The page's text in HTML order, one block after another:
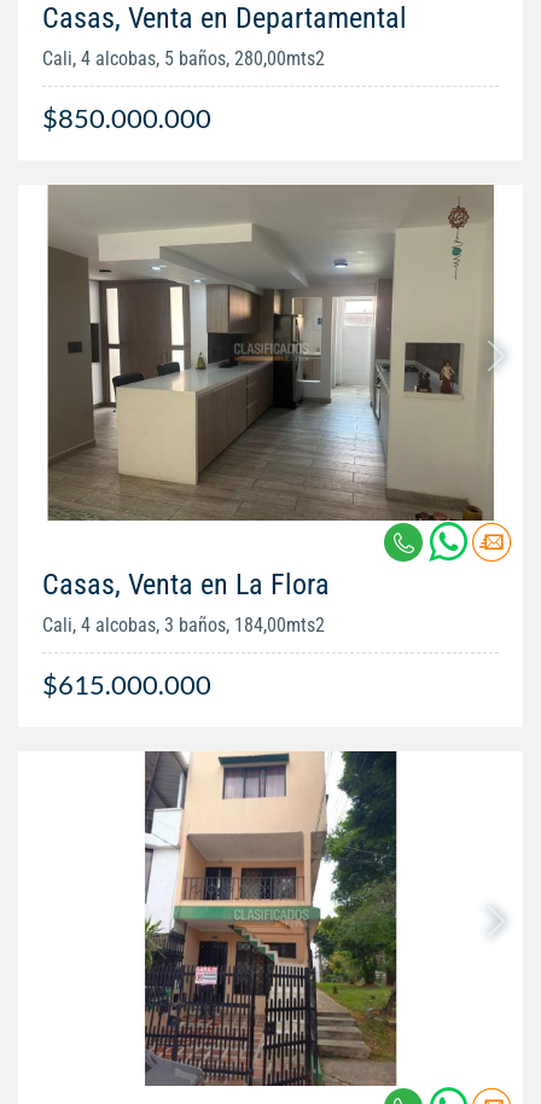
Casas, Venta en Departamental
Cali, 4 alcobas, 5 baños, 280,00mts2
$850.000.000
Casas, Venta en La Flora
Cali, 4 alcobas, 3 baños, 184,00mts2
$615.000.000